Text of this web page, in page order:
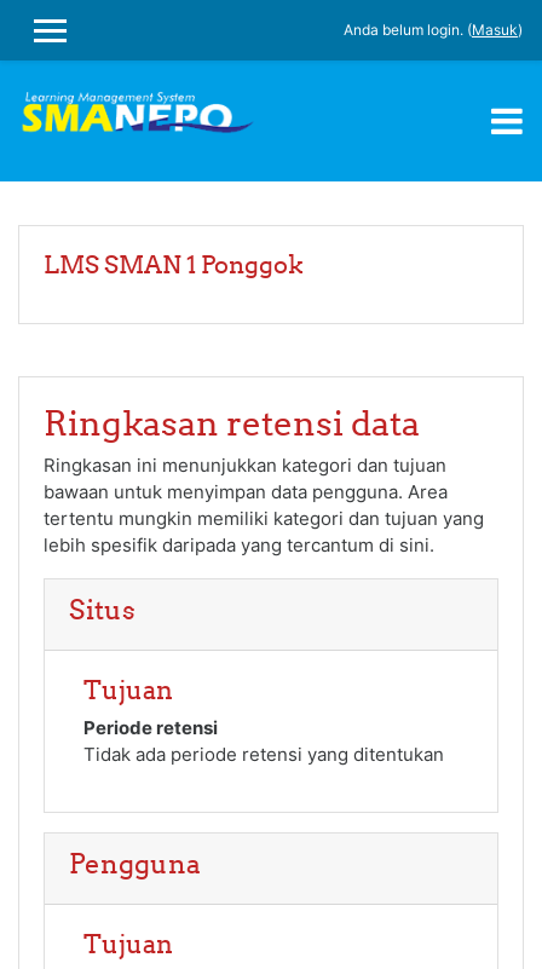
PANEL SAMPING
Anda belum login. (Masuk)
LMS SMAN 1 Ponggok
Ringkasan retensi data
Ringkasan ini menunjukkan kategori dan tujuan
bawaan untuk menyimpan data pengguna. Area
tertentu mungkin memiliki kategori dan tujuan yang
lebih spesifik daripada yang tercantum di sini.
Situs
Tujuan
Periode retensi
Tidak ada periode retensi yang ditentukan
Pengguna
Tujuan